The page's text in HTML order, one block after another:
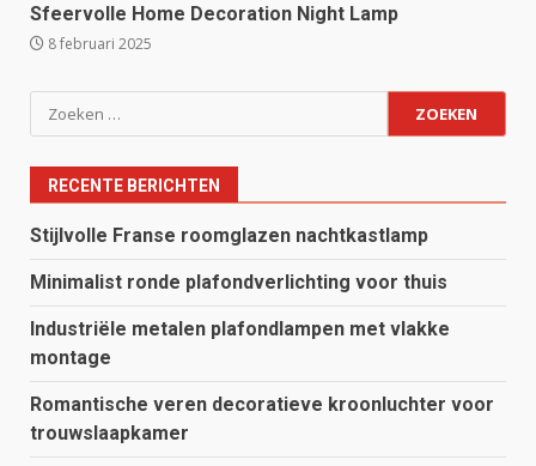
Sfeervolle Home Decoration Night Lamp
8 februari 2025
Zoeken
naar:
RECENTE BERICHTEN
Stijlvolle Franse roomglazen nachtkastlamp
Minimalist ronde plafondverlichting voor thuis
Industriële metalen plafondlampen met vlakke
montage
Romantische veren decoratieve kroonluchter voor
trouwslaapkamer